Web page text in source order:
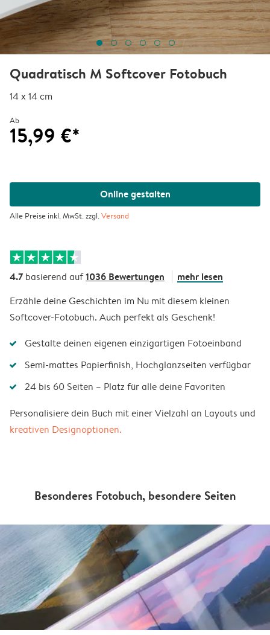
Quadratisch M Softcover Fotobuch
14 x 14 cm
Ab
15,99 €*
Online gestalten
Alle Preise inkl. MwSt. zzgl.Versand
4.7 basierend auf1036 Bewertungen mehr lesen
Erzähle deine Geschichten im Nu mit diesem kleinen
Softcover-Fotobuch. Auch perfekt als Geschenk!
Gestalte deinen eigenen einzigartigen Fotoeinband
Semi-mattes Papierfinish, Hochglanzseiten verfügbar
24 bis 60 Seiten – Platz für alle deine Favoriten
Personalisiere dein Buch mit einer Vielzahl an Layouts und
kreativen Designoptionen.
Besonderes Fotobuch, besondere Seiten